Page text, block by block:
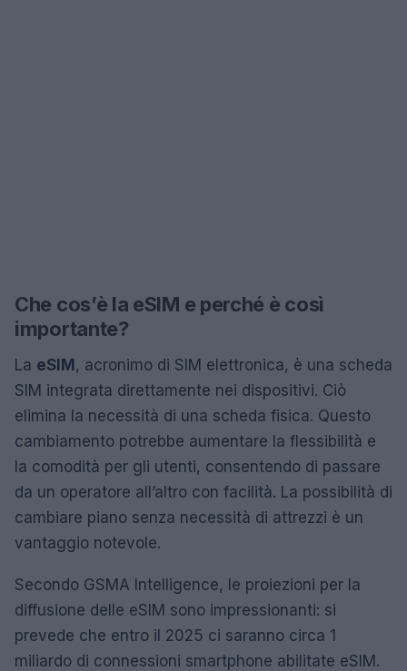
Che cos’è la eSIM e perché è così
importante?
La eSIM, acronimo di SIM elettronica, è una scheda
SIM integrata direttamente nei dispositivi. Ciò
elimina la necessità di una scheda fisica. Questo
cambiamento potrebbe aumentare la flessibilità e
la comodità per gli utenti, consentendo di passare
da un operatore all’altro con facilità. La possibilità di
cambiare piano senza necessità di attrezzi è un
vantaggio notevole.
Secondo GSMA Intelligence, le proiezioni per la
diffusione delle eSIM sono impressionanti: si
prevede che entro il 2025 ci saranno circa 1
miliardo di connessioni smartphone abilitate eSIM.